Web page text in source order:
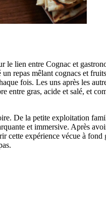
le lien entre Cognac et
repas mêlant cognacs et
fois. Les uns après les
entre gras, acide et salé, et
De la petite exploitation
et immersive. Après
cette expérience vécue à fond